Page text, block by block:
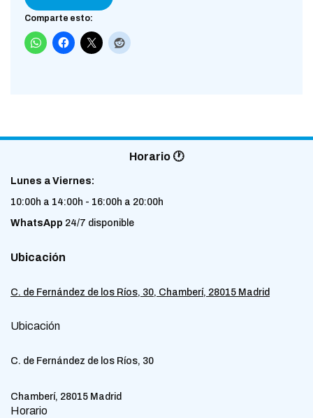
Comparte esto:
Horario 🕐
Lunes a Viernes:
10:00h a 14:00h - 16:00h a 20:00h
WhatsApp 24/7 disponible
Ubicación
C. de Fernández de los Ríos, 30, Chamberí, 28015 Madrid
Ubicación
C. de Fernández de los Ríos, 30
Chamberí, 28015 Madrid
Horario